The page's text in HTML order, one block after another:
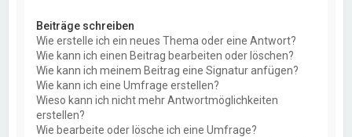
Beiträge schreiben
Wie erstelle ich ein neues Thema oder eine Antwort?
Wie kann ich einen Beitrag bearbeiten oder löschen?
Wie kann ich meinem Beitrag eine Signatur anfügen?
Wie kann ich eine Umfrage erstellen?
Wieso kann ich nicht mehr Antwortmöglichkeiten
erstellen?
Wie bearbeite oder lösche ich eine Umfrage?